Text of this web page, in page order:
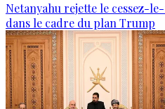
Netanyahu rejette le cessez-
dans le cadre du plan Trump